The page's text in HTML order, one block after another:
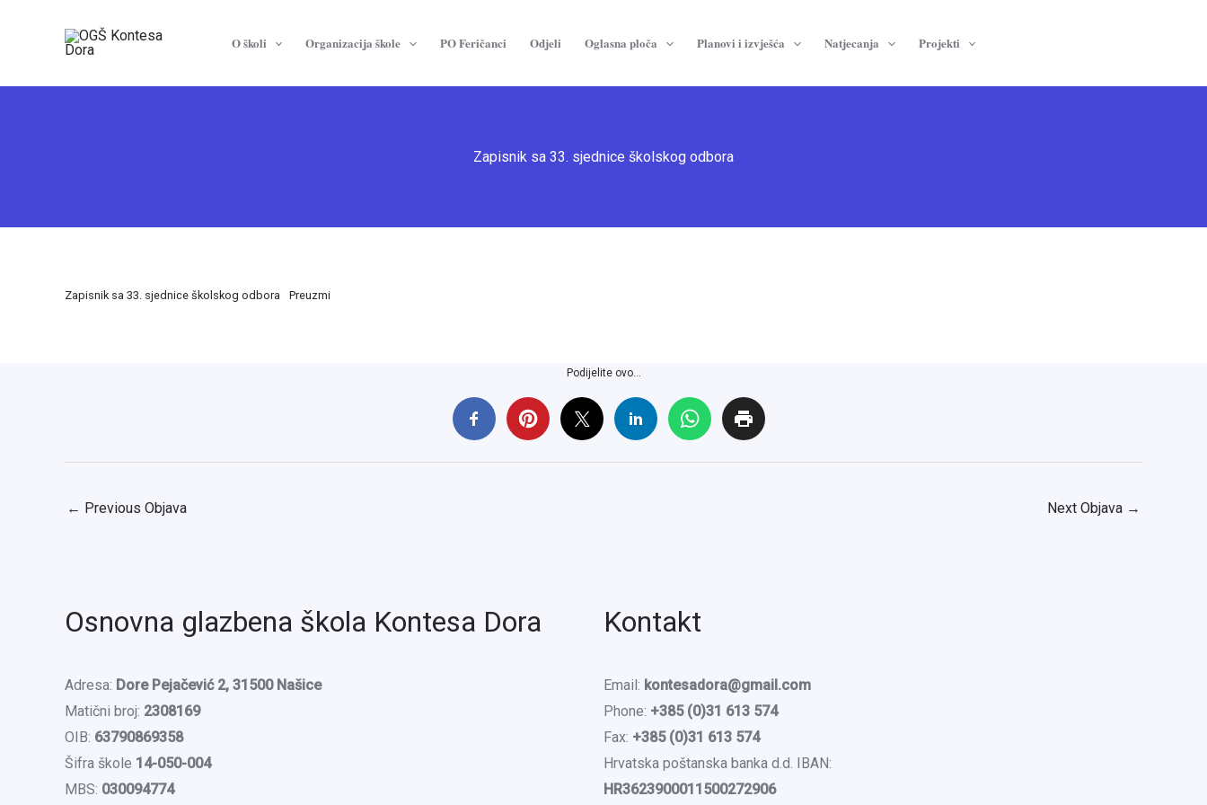
O školi Organizacija škole PO Feričanci Odjeli Oglasna ploča Planovi i izvješća Natjecanja Projekti
Zapisnik sa 33. sjednice školskog odbora
Zapisnik sa 33. sjednice školskog odbora Preuzmi
Podijelite ovo...
← Previous Objava Next Objava →
Osnovna glazbena škola Kontesa Dora
Adresa: Dore Pejačević 2, 31500 Našice
Matični broj: 2308169
OIB: 63790869358
Šifra škole 14-050-004
MBS: 030094774
Kontakt
Email: kontesadora@gmail.com
Phone: +385 (0)31 613 574
Fax: +385 (0)31 613 574
Hrvatska poštanska banka d.d. IBAN:
HR3623900011500272906